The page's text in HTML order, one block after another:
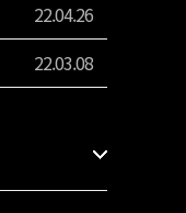
22.04.26
22.03.08